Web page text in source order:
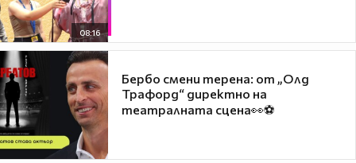
08:16
Бербо смени терена: от „Олд
Трафорд“ директно на
театралната сцена👀⚽